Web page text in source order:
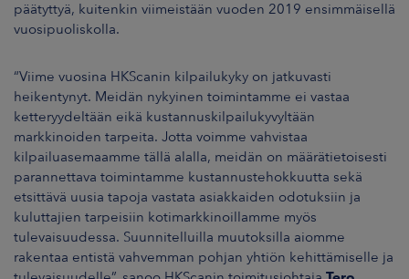
päätyttyä, kuitenkin viimeistään vuoden 2019 ensimmäisellä
vuosipuoliskolla.
“Viime vuosina HKScanin kilpailukyky on jatkuvasti
heikentynyt. Meidän nykyinen toimintamme ei vastaa
ketteryydeltään eikä kustannuskilpailukyvyltään
markkinoiden tarpeita. Jotta voimme vahvistaa
kilpailuasemaamme tällä alalla, meidän on määrätietoisesti
parannettava toimintamme kustannustehokkuutta sekä
etsittävä uusia tapoja vastata asiakkaiden odotuksiin ja
kuluttajien tarpeisiin kotimarkkinoillamme myös
tulevaisuudessa. Suunnitelluilla muutoksilla aiomme
rakentaa entistä vahvemman pohjan yhtiön kehittämiselle ja